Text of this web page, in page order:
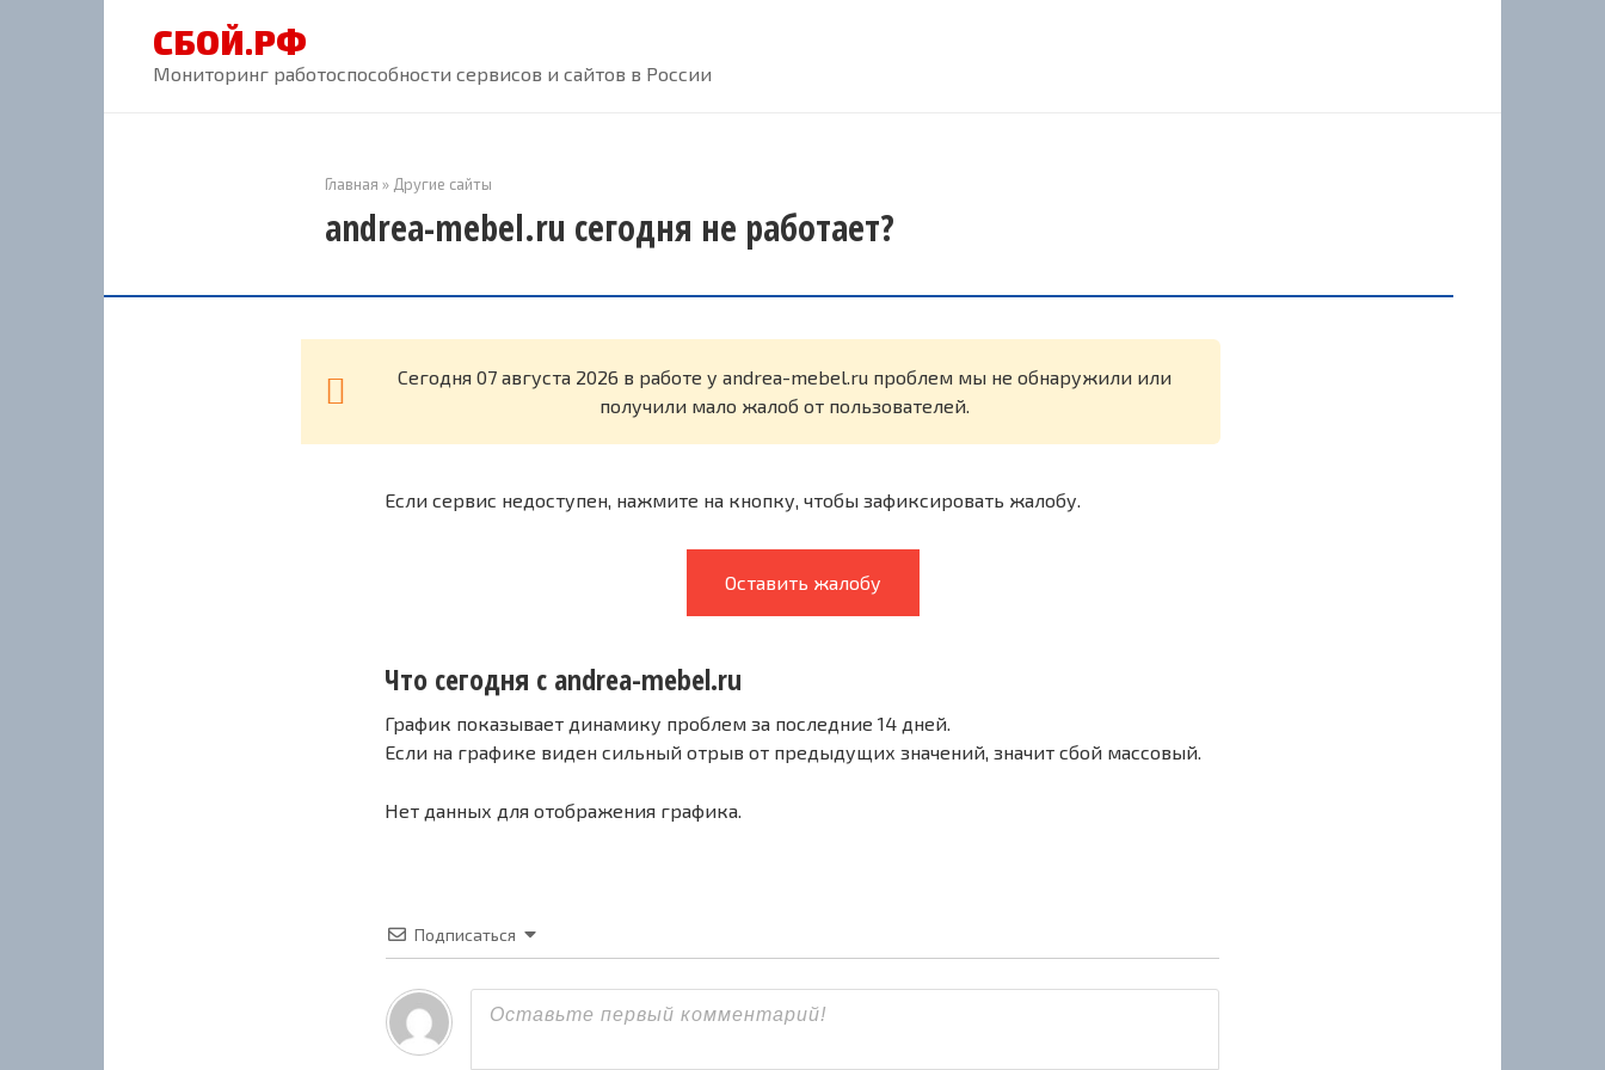
СБОЙ.РФ
Мониторинг работоспособности сервисов и сайтов в России
Главная » Другие сайты
andrea-mebel.ru сегодня не работает?
Cегодня 07 августа 2026 в работе у andrea-mebel.ru проблем мы не обнаружили или
получили мало жалоб от пользователей.
Если сервис недоступен, нажмите на кнопку, чтобы зафиксировать жалобу.
Оставить жалобу
Что сегодня с andrea-mebel.ru
График показывает динамику проблем за последние 14 дней.
Если на графике виден сильный отрыв от предыдущих значений, значит сбой массовый.
Нет данных для отображения графика.
Подписаться